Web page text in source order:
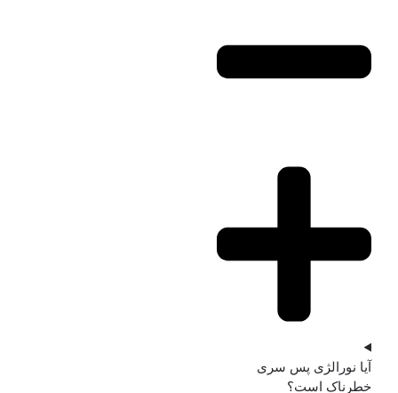
آیا نورالژی پس سری
خطرناک است؟